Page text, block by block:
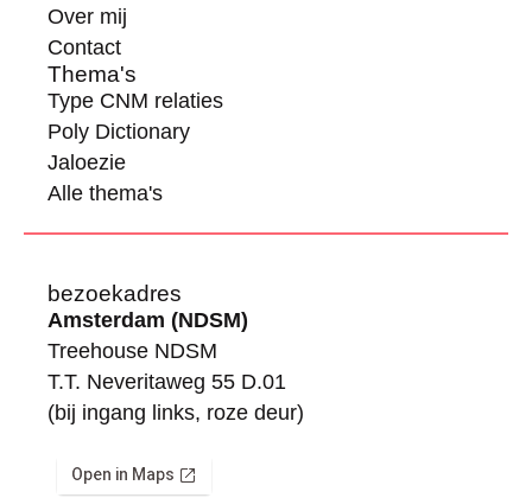
Over mij
Contact
Thema's
Type CNM relaties
Poly Dictionary
Jaloezie
Alle thema's
bezoekadres
Amsterdam (NDSM)
Treehouse NDSM
T.T. Neveritaweg 55 D.01
(bij ingang links, roze deur)